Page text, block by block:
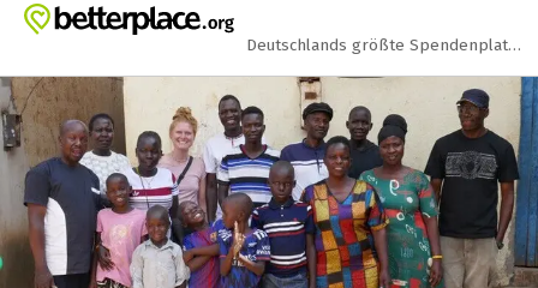
Zum Hauptinhalt springen
Erklärung zur Barrierefreiheit anzeigen
Deutschlands größte Spendenplattform